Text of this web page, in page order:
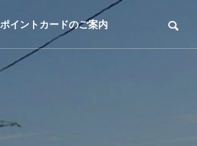
ポイントカードのご案内